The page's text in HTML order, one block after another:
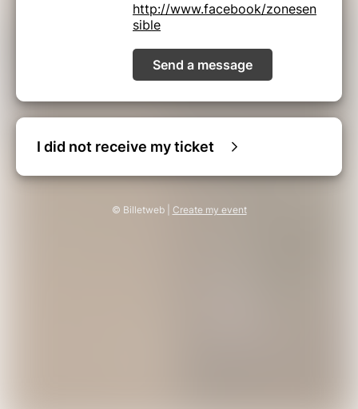
http://www.facebook/zonesen
sible
Send a message
I did not receive my ticket
© Billetweb | Create my event